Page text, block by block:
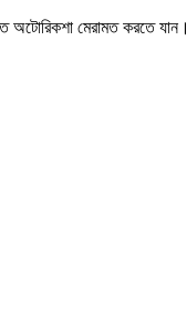
অটোরিকশা মেরামত করতে যান।